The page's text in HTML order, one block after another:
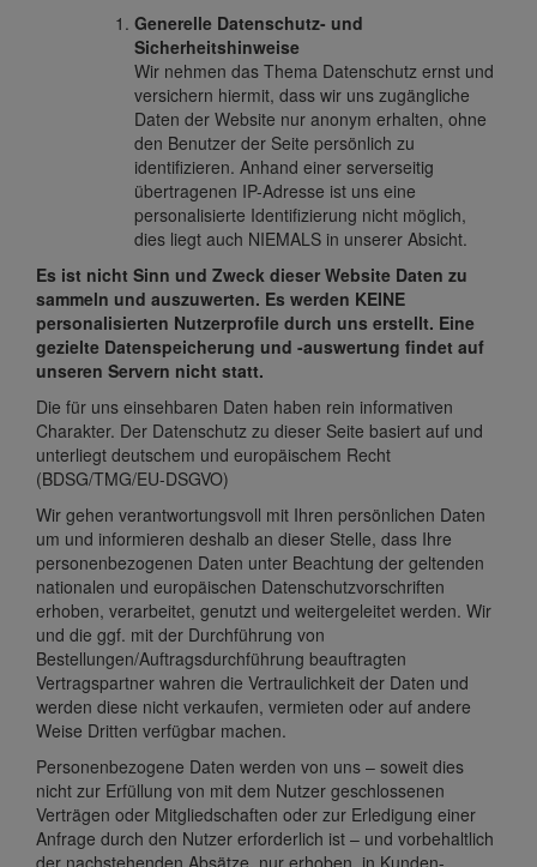
Generelle Datenschutz- und
Sicherheitshinweise
Wir nehmen das Thema Datenschutz ernst und
versichern hiermit, dass wir uns zugängliche
Daten der Website nur anonym erhalten, ohne
den Benutzer der Seite persönlich zu
identifizieren. Anhand einer serverseitig
übertragenen IP-Adresse ist uns eine
personalisierte Identifizierung nicht möglich,
dies liegt auch NIEMALS in unserer Absicht.
Es ist nicht Sinn und Zweck dieser Website Daten zu
sammeln und auszuwerten. Es werden KEINE
personalisierten Nutzerprofile durch uns erstellt. Eine
gezielte Datenspeicherung und -auswertung findet auf
unseren Servern nicht statt.
Die für uns einsehbaren Daten haben rein informativen
Charakter. Der Datenschutz zu dieser Seite basiert auf und
unterliegt deutschem und europäischem Recht
(BDSG/TMG/EU-DSGVO)
Wir gehen verantwortungsvoll mit Ihren persönlichen Daten
um und informieren deshalb an dieser Stelle, dass Ihre
personenbezogenen Daten unter Beachtung der geltenden
nationalen und europäischen Datenschutzvorschriften
erhoben, verarbeitet, genutzt und weitergeleitet werden. Wir
und die ggf. mit der Durchführung von
Bestellungen/Auftragsdurchführung beauftragten
Vertragspartner wahren die Vertraulichkeit der Daten und
werden diese nicht verkaufen, vermieten oder auf andere
Weise Dritten verfügbar machen.
Personenbezogene Daten werden von uns – soweit dies
nicht zur Erfüllung von mit dem Nutzer geschlossenen
Verträgen oder Mitgliedschaften oder zur Erledigung einer
Anfrage durch den Nutzer erforderlich ist – und vorbehaltlich
der nachstehenden Absätze, nur erhoben, in Kunden-